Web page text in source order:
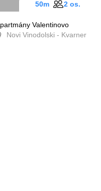
Valentinovo
Novi Vinodolski - Kvarner
50m 2 os.